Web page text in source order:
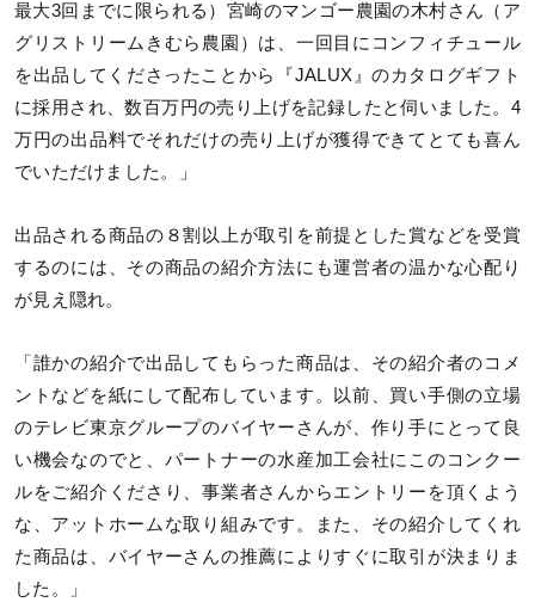
最大3回までに限られる）宮崎のマンゴー農園の木村さん（ア
グリストリームきむら農園）は、一回目にコンフィチュール
を出品してくださったことから『JALUX』のカタログギフト
に採用され、数百万円の売り上げを記録したと伺いました。4
万円の出品料でそれだけの売り上げが獲得できてとても喜ん
でいただけました。」
出品される商品の８割以上が取引を前提とした賞などを受賞
するのには、その商品の紹介方法にも運営者の温かな心配り
が見え隠れ。
「誰かの紹介で出品してもらった商品は、その紹介者のコメ
ントなどを紙にして配布しています。以前、買い手側の立場
のテレビ東京グループのバイヤーさんが、作り手にとって良
い機会なのでと、パートナーの水産加工会社にこのコンクー
ルをご紹介くださり、事業者さんからエントリーを頂くよう
な、アットホームな取り組みです。また、その紹介してくれ
た商品は、バイヤーさんの推薦によりすぐに取引が決まりま
した。」